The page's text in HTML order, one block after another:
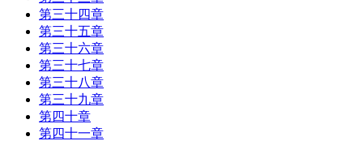
第三十四章
第三十五章
第三十六章
第三十七章
第三十八章
第三十九章
第四十章
第四十一章